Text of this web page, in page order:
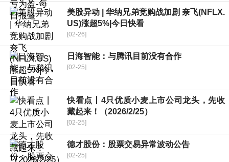
美股异动 | 华纳兄弟竞购战加剧 奈飞(NFLX.
US)涨超5%|今日快看
[02-26]
日海智能：与腾讯目前没有合作
[02-25]
快看点丨4只优质小麦上市公司龙头，先收
藏起来！（2026/2/25）
[02-25]
德才股份：股票交易异常波动公告
[02-25]